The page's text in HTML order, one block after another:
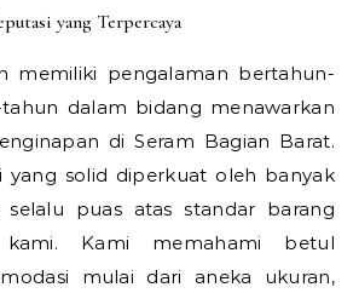
yang Terpercaya
memiliki pengalaman bertahun-
dalam bidang menawarkan
di Seram Bagian Barat.
yang solid diperkuat oleh banyak
puas atas standar barang
Kami memahami betul
mulai dari aneka ukuran,